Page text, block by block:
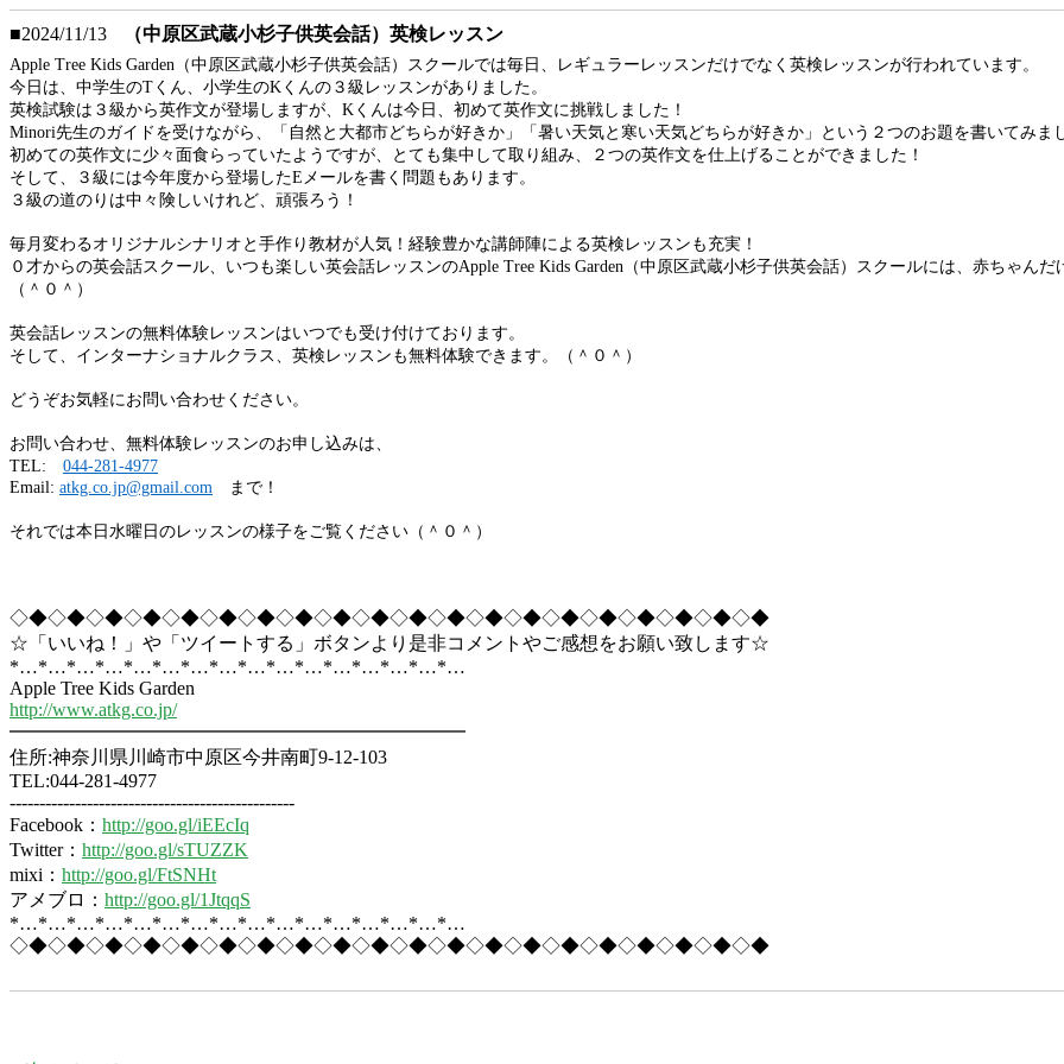
■2024/11/13 （中原区武蔵小杉子供英会話）英検レッスン
Apple Tree Kids Garden（中原区武蔵小杉子供英会話）スクールでは毎日、レギュラーレッスンだけでなく英検レッスンが行われています。
今日は、中学生のTくん、小学生のKくんの３級レッスンがありました。
英検試験は３級から英作文が登場しますが、Kくんは今日、初めて英作文に挑戦しました！
Minori先生のガイドを受けながら、「自然と大都市どちらが好きか」「暑い天気と寒い天気どちらが好きか」という２つのお題を書いてみま
初めての英作文に少々面食らっていたようですが、とても集中して取り組み、２つの英作文を仕上げることができました！
そして、３級には今年度から登場したEメールを書く問題もあります。
３級の道のりは中々険しいけれど、頑張ろう！
毎月変わるオリジナルシナリオと手作り教材が人気！経験豊かな講師陣による英検レッスンも充実！
０才からの英会話スクール、いつも楽しい英会話レッスンのApple Tree Kids Garden（中原区武蔵小杉子供英会話）スクールには、赤ちゃん
（＾０＾）
英会話レッスンの無料体験レッスンはいつでも受け付けております。
そして、インターナショナルクラス、英検レッスンも無料体験できます。（＾０＾）
どうぞお気軽にお問い合わせください。
お問い合わせ、無料体験レッスンのお申し込みは、
TEL: 044-281-4977
Email: atkg.co.jp@gmail.com まで！
それでは本日水曜日のレッスンの様子をご覧ください（＾０＾）
◇◆◇◆◇◆◇◆◇◆◇◆◇◆◇◆◇◆◇◆◇◆◇◆◇◆◇◆◇◆◇◆◇◆◇◆◇◆◇◆
☆「いいね！」や「ツイートする」ボタンより是非コメントやご感想をお願い致します☆
*…*…*…*…*…*…*…*…*…*…*…*…*…*…*…*…
Apple Tree Kids Garden
http://www.atkg.co.jp/
━━━━━━━━━━━━━━━━━━━━━━━━
住所:神奈川県川崎市中原区今井南町9-12-103
TEL:044-281-4977
------------------------------------------------
Facebook： http://goo.gl/iEEcIq
Twitter： http://goo.gl/sTUZZK
mixi： http://goo.gl/FtSNHt
アメブロ： http://goo.gl/1JtqqS
*…*…*…*…*…*…*…*…*…*…*…*…*…*…*…*…
◇◆◇◆◇◆◇◆◇◆◇◆◇◆◇◆◇◆◇◆◇◆◇◆◇◆◇◆◇◆◇◆◇◆◇◆◇◆◇◆